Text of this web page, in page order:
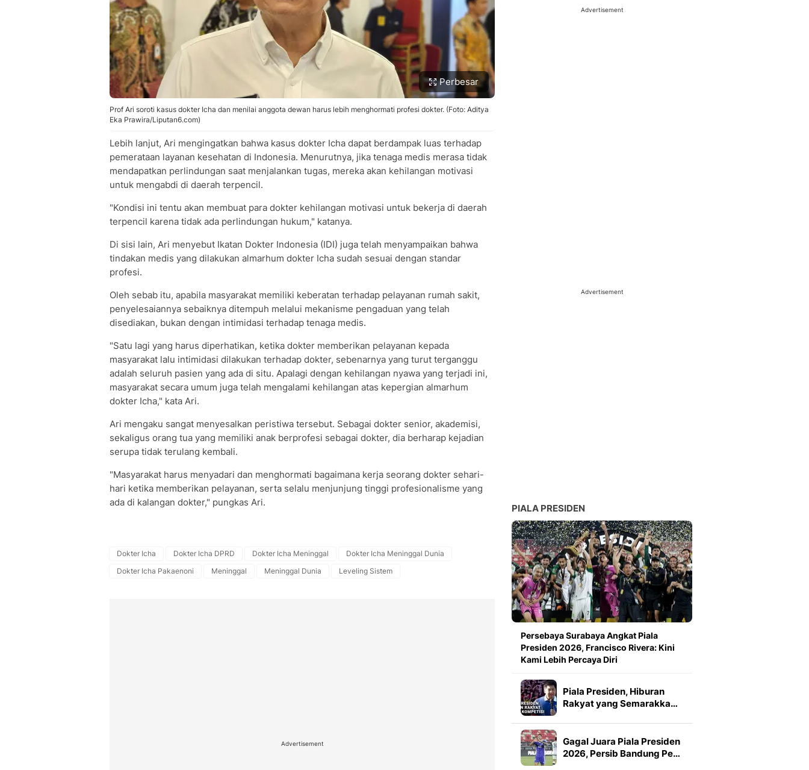
Perbesar
Prof Ari soroti kasus dokter Icha dan menilai anggota dewan harus lebih menghormati profesi dokter. (Foto: Aditya
Eka Prawira/Liputan6.com)
Lebih lanjut, Ari mengingatkan bahwa kasus dokter Icha dapat berdampak luas terhadap
pemerataan layanan kesehatan di Indonesia. Menurutnya, jika tenaga medis merasa tidak
mendapatkan perlindungan saat menjalankan tugas, mereka akan kehilangan motivasi
untuk mengabdi di daerah terpencil.
"Kondisi ini tentu akan membuat para dokter kehilangan motivasi untuk bekerja di daerah
terpencil karena tidak ada perlindungan hukum," katanya.
Di sisi lain, Ari menyebut Ikatan Dokter Indonesia (IDI) juga telah menyampaikan bahwa
tindakan medis yang dilakukan almarhum dokter Icha sudah sesuai dengan standar
profesi.
Oleh sebab itu, apabila masyarakat memiliki keberatan terhadap pelayanan rumah sakit,
penyelesaiannya sebaiknya ditempuh melalui mekanisme pengaduan yang telah
disediakan, bukan dengan intimidasi terhadap tenaga medis.
"Satu lagi yang harus diperhatikan, ketika dokter memberikan pelayanan kepada
masyarakat lalu intimidasi dilakukan terhadap dokter, sebenarnya yang turut terganggu
adalah seluruh pasien yang ada di situ. Apalagi dengan kehilangan nyawa yang terjadi ini,
masyarakat secara umum juga telah mengalami kehilangan atas kepergian almarhum
dokter Icha," kata Ari.
Ari mengaku sangat menyesalkan peristiwa tersebut. Sebagai dokter senior, akademisi,
sekaligus orang tua yang memiliki anak berprofesi sebagai dokter, dia berharap kejadian
serupa tidak terulang kembali.
"Masyarakat harus menyadari dan menghormati bagaimana kerja seorang dokter sehari-
hari ketika memberikan pelayanan, serta selalu menjunjung tinggi profesionalisme yang
ada di kalangan dokter," pungkas Ari.
Dokter Icha Dokter Icha DPRD Dokter Icha Meninggal
Dokter Icha Meninggal Dunia
Dokter Icha Pakaenoni
Meninggal Meninggal Dunia Leveling Sistem
Advertisement
Advertisement
Advertisement
PIALA PRESIDEN
Persebaya Surabaya Angkat Piala
Presiden 2026, Francisco Rivera: Kini
Kami Lebih Percaya Diri
Piala Presiden, Hiburan
Rakyat yang Semarakka…
Gagal Juara Piala Presiden
2026, Persib Bandung Pe…